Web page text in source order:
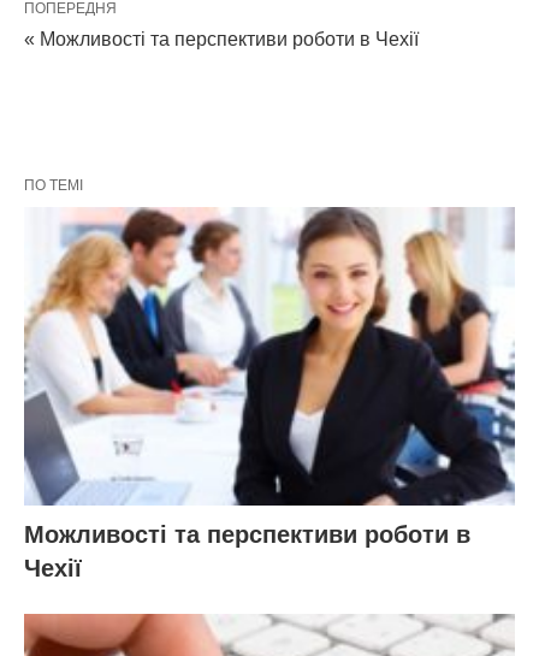
ПОПЕРЕДНЯ
« Можливості та перспективи роботи в Чехії
ПО ТЕМІ
Можливості та перспективи роботи в
Чехії